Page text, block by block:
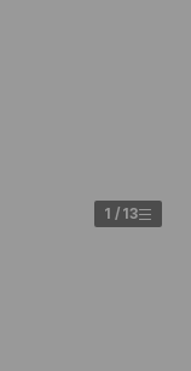
1 / 13